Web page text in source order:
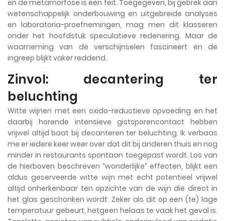
en de metamorfose is een feit. Toegegeven, bij gebrek aan
wetenschappelijk onderbouwing en uitgebreide analyses
en laboratoria-proefnemingen, mag men dit klasseren
onder het hoofdstuk speculatieve redenering. Maar de
waarneming van de verschijnselen fascineert en de
ingreep blijkt vaker reddend.
Zinvol: decantering ter
beluchting
Witte wijnen met een oxido-reductieve opvoeding en het
daarbij horende intensieve gistsporencontact hebben
vrijwel altijd baat bij decanteren ter beluchting. Ik verbaas
me er iedere keer weer over dat dit bij anderen thuis en nog
minder in restaurants spontaan toegepast wordt. Los van
de hierboven beschreven “wonderlijke” effecten, blijkt een
aldus geserveerde witte wijn met echt potentieel vrijwel
altijd onherkenbaar ten opzichte van de wijn die direct in
het glas geschonken wordt. Zeker als dit op een (te) lage
temperatuur gebeurt, hetgeen helaas te vaak het geval is.